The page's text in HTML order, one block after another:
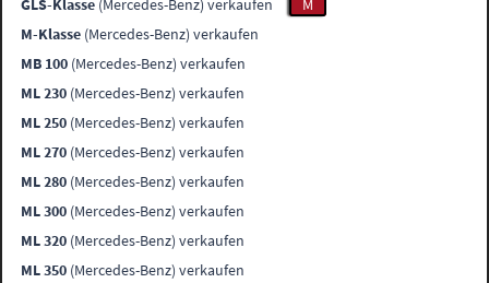
GLS-Klasse (Mercedes-Benz) verkaufen
M
M-Klasse (Mercedes-Benz) verkaufen
MB 100 (Mercedes-Benz) verkaufen
ML 230 (Mercedes-Benz) verkaufen
ML 250 (Mercedes-Benz) verkaufen
ML 270 (Mercedes-Benz) verkaufen
ML 280 (Mercedes-Benz) verkaufen
ML 300 (Mercedes-Benz) verkaufen
ML 320 (Mercedes-Benz) verkaufen
ML 350 (Mercedes-Benz) verkaufen